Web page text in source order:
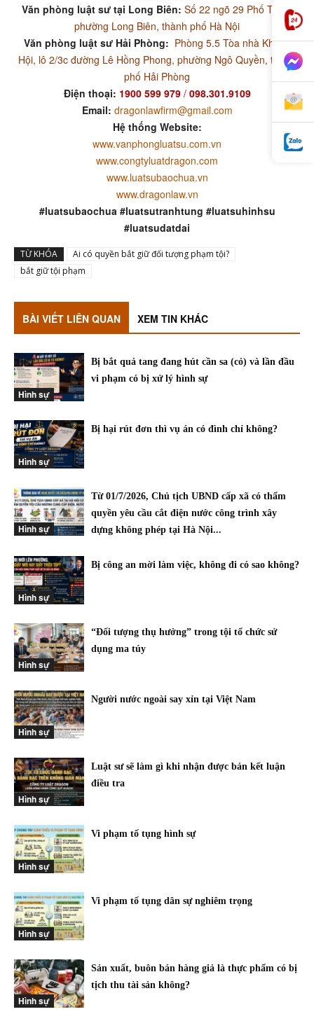
Văn phòng luật sư tại Long Biên: Số 22 ngõ 29 Phố Trạm,
phường Long Biên, thành phố Hà Nội
Văn phòng luật sư Hải Phòng: Phòng 5.5 Tòa nhà Khánh
Hội, lô 2/3c đường Lê Hồng Phong, phường Ngô Quyền, thành
phố Hải Phòng
Điện thoại: 1900 599 979/ 098.301.9109
Email: dragonlawfirm@gmail.com
Hệ thống Website:
www.vanphongluatsu.com.vn
www.congtyluatdragon.com
www.luatsubaochua.vn
www.dragonlaw.vn
#luatsubaochua #luatsutranhtung #luatsuhinhsu
#luatsudatdai
TỪ KHÓA
Ai có quyền bắt giữ đối tượng phạm tội?
bắt giữ tội phạm
BÀI VIẾT LIÊN QUAN XEM TIN KHÁC
Hình sự
Bị bắt quả tang đang hút cần sa (cỏ) và lần đầu
vi phạm có bị xử lý hình sự
Hình sự
Bị hại rút đơn thì vụ án có đình chỉ không?
Hình sự
Từ 01/7/2026, Chủ tịch UBND cấp xã có thẩm
quyền yêu cầu cắt điện nước công trình xây
dựng không phép tại Hà Nội...
Hình sự
Bị công an mời làm việc, không đi có sao không?
Hình sự
“Đối tượng thụ hưởng” trong tội tổ chức sử
dụng ma túy
Hình sự
Người nước ngoài say xỉn tại Việt Nam
Hình sự
Luật sư sẽ làm gì khi nhận được bản kết luận
điều tra
Hình sự
Vi phạm tố tụng hình sự
Hình sự
Vi phạm tố tụng dân sự nghiêm trọng
Hình sự
Sản xuất, buôn bán hàng giả là thực phẩm có bị
tịch thu tài sản không?